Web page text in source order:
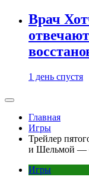
Врач
1 день спустя
Главная
Игры
Трейлер
и Шельмой —
Игры